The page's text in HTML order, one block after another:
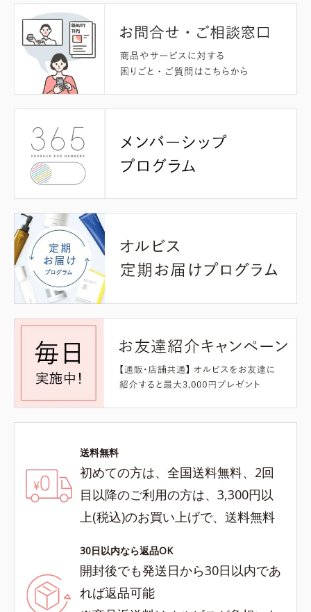
送料無料
初めての方は、全国送料無料、2回
目以降のご利用の方は、3,300円以
上(税込)のお買い上げで、送料無料
30日以内なら返品OK
開封後でも発送日から30日以内であ
れば返品可能